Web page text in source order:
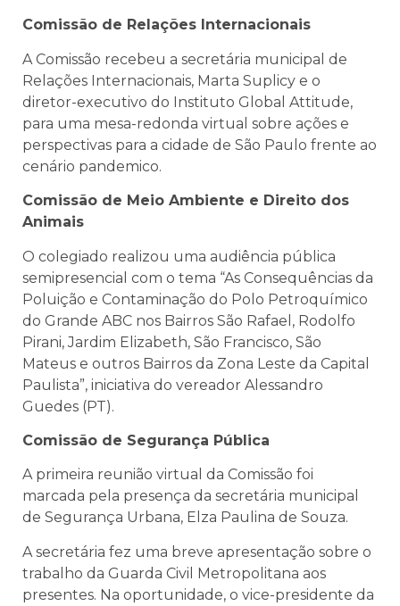
Comissão de Relações Internacionais
A Comissão recebeu a secretária municipal de
Relações Internacionais, Marta Suplicy e o
diretor-executivo do Instituto Global Attitude,
para uma mesa-redonda virtual sobre ações e
perspectivas para a cidade de São Paulo frente ao
cenário pandemico.
Comissão de Meio Ambiente e Direito dos
Animais
O colegiado realizou uma audiência pública
semipresencial com o tema “As Consequências da
Poluição e Contaminação do Polo Petroquímico
do Grande ABC nos Bairros São Rafael, Rodolfo
Pirani, Jardim Elizabeth, São Francisco, São
Mateus e outros Bairros da Zona Leste da Capital
Paulista”, iniciativa do vereador Alessandro
Guedes (PT).
Comissão de Segurança Pública
A primeira reunião virtual da Comissão foi
marcada pela presença da secretária municipal
de Segurança Urbana, Elza Paulina de Souza.
A secretária fez uma breve apresentação sobre o
trabalho da Guarda Civil Metropolitana aos
presentes. Na oportunidade, o vice-presidente da